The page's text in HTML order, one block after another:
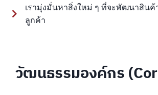
เรามุ่งมั่นหาสิ่งใหม่ ๆ ที่จะพัฒนาสินค้
ลูกค้า
วัฒนธรรมองค์กร